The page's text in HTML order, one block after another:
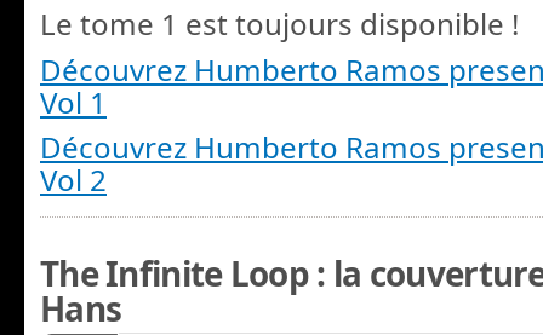
Le tome 1 est toujours disponible !
Découvrez Humberto Ramos
Vol 1
Découvrez Humberto Ramos
Vol 2
The Infinite Loop : la
Hans